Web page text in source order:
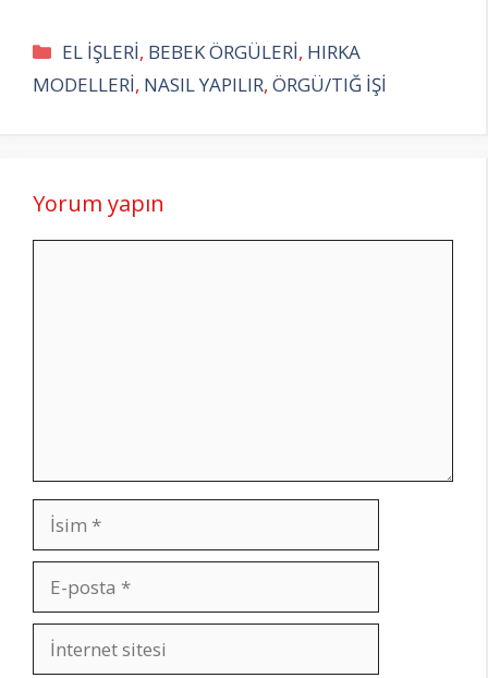
Kategoriler
EL İŞLERİ, BEBEK ÖRGÜLERİ, HIRKA
MODELLERİ, NASIL YAPILIR, ÖRGÜ/TIĞ İŞİ
Yorum yapın
İsim
posta
İnternet
sitesi